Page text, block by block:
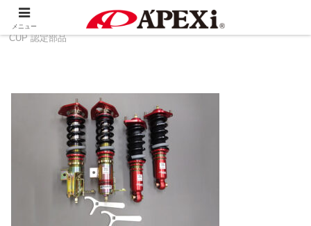
製品情報 その他
TGR GR86/BRZ
CUP 認定部品
メニュー